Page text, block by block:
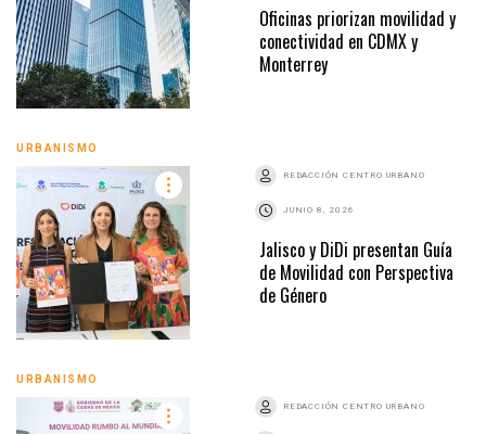
Oficinas priorizan movilidad y
conectividad en CDMX y
Monterrey
URBANISMO
REDACCIÓN CENTRO URBANO
JUNIO 8, 2026
Jalisco y DiDi presentan Guía
de Movilidad con Perspectiva
de Género
URBANISMO
REDACCIÓN CENTRO URBANO